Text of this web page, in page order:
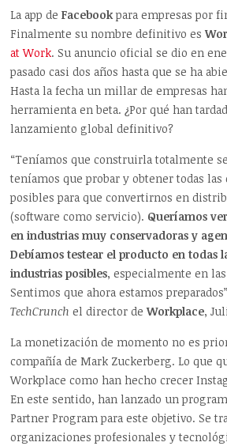
La app deFacebookpara empresas por
Finalmente su nombre definitivo es
at Work. Su anuncio oficial se dio en
pasado casi dos años hasta que se ha
Hasta la fecha un millar de empresas
herramienta en beta. ¿Por qué han
lanzamiento global definitivo?
“Teníamos que construirla totalmente
teníamos que probar y obtener todas
posibles para que convertirnos en
(software como servicio). Queríamos
en industrias muy conservadoras y
Debíamos testear el producto en todas
industrias posibles, especialmente en
Sentimos que ahora estamos
TechCrunch el director deWorkplace,
La monetización de momento no es
compañía de Mark Zuckerberg. Lo que
Workplace como han hecho crecer
En este sentido, han lanzado un
Partner Program para este objetivo. Se
organizaciones profesionales y